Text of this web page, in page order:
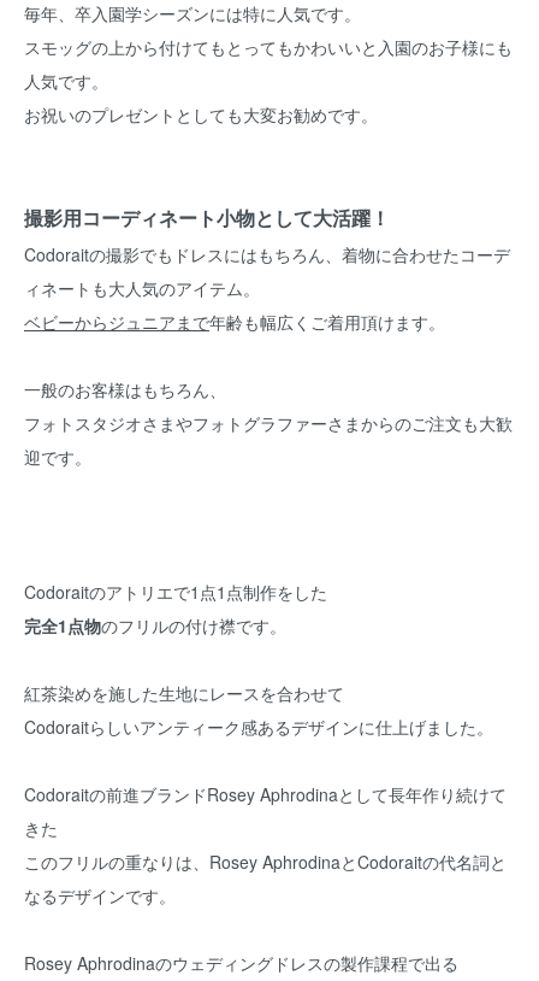
毎年、卒入園学シーズンには特に人気です。
スモッグの上から付けてもとってもかわいいと入園のお子様にも
人気です。
お祝いのプレゼントとしても大変お勧めです。
撮影用コーディネート小物として大活躍！
Codoraitの撮影でもドレスにはもちろん、着物に合わせたコーデ
ィネートも大人気のアイテム。
ベビーからジュニアまで年齢も幅広くご着用頂けます。
一般のお客様はもちろん、
フォトスタジオさまやフォトグラファーさまからのご注文も大歓
迎です。
Codoraitのアトリエで1点1点制作をした
完全1点物のフリルの付け襟です。
紅茶染めを施した生地にレースを合わせて
Codoraitらしいアンティーク感あるデザインに仕上げました。
Codoraitの前進ブランドRosey Aphrodinaとして長年作り続けて
きた
このフリルの重なりは、Rosey AphrodinaとCodoraitの代名詞と
なるデザインです。
Rosey Aphrodinaのウェディングドレスの製作課程で出る